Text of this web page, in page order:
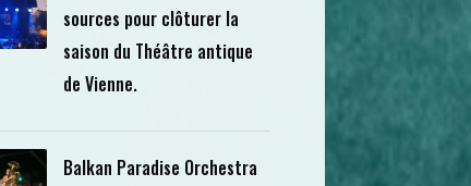
sources pour clôturer la
saison du Théâtre antique
de Vienne.
Balkan Paradise Orchestra